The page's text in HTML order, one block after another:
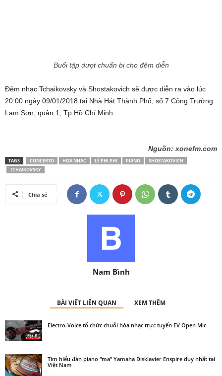
Buổi tập dượt chuẩn bị cho đêm diễn
Đêm nhạc Tchaikovsky và Shostakovich sẽ được diễn ra vào lúc
20:00 ngày 09/01/2018 tại Nhà Hát Thành Phố, số 7 Công Trường
Lam Sơn, quận 1, Tp.Hồ Chí Minh.
Nguồn: xonefm.com
TAGS CONCERTO HOA NHAC LÊ PHI PHI PIANO
SHOSTAKOVICH
TCHAIKOVSKY
Chia sẻ
Nam Bình
BÀI VIẾT LIÊN QUAN XEM THÊM
Electro-Voice tổ chức chuỗi hòa nhạc trực tuyến EV Open Mic
Tìm hiểu đàn piano “ma” Yamaha Disklavier Enspire duy nhất tại
Việt Nam